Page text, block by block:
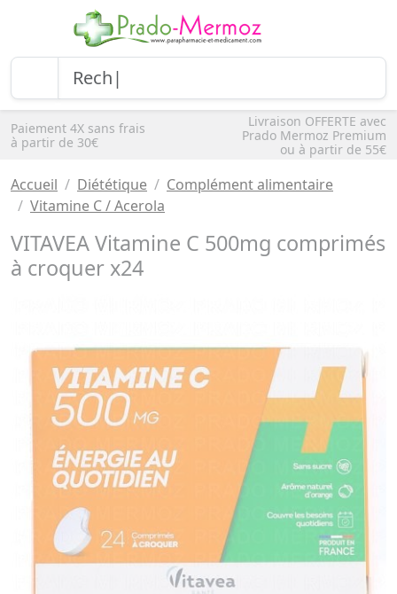
Paiement 4X sans frais
à partir de 30€
Livraison OFFERTE avec
Prado Mermoz Premium
ou à partir de 55€
Accueil Diététique
Complément alimentaire
Vitamine C / Acerola
VITAVEA Vitamine C 500mg comprimés
à croquer x24